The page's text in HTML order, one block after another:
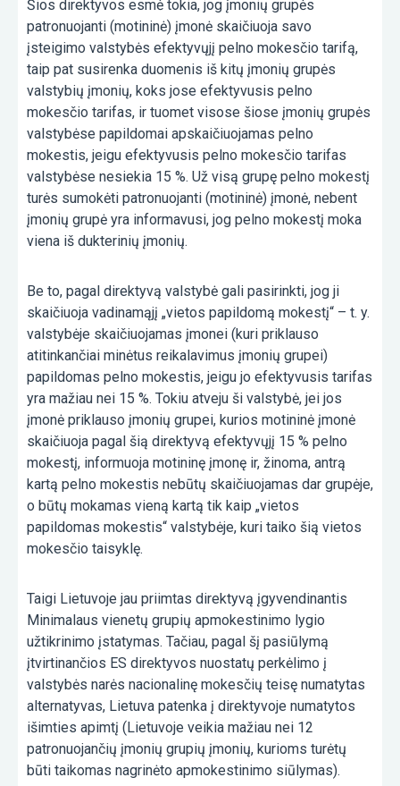
Šios direktyvos esmė tokia, jog įmonių grupės
patronuojanti (motininė) įmonė skaičiuoja savo
įsteigimo valstybės efektyvųjį pelno mokesčio tarifą,
taip pat susirenka duomenis iš kitų įmonių grupės
valstybių įmonių, koks jose efektyvusis pelno
mokesčio tarifas, ir tuomet visose šiose įmonių grupės
valstybėse papildomai apskaičiuojamas pelno
mokestis, jeigu efektyvusis pelno mokesčio tarifas
valstybėse nesiekia 15 %. Už visą grupę pelno mokestį
turės sumokėti patronuojanti (motininė) įmonė, nebent
įmonių grupė yra informavusi, jog pelno mokestį moka
viena iš dukterinių įmonių.
Be to, pagal direktyvą valstybė gali pasirinkti, jog ji
skaičiuoja vadinamąjį „vietos papildomą mokestį“ – t. y.
valstybėje skaičiuojamas įmonei (kuri priklauso
atitinkančiai minėtus reikalavimus įmonių grupei)
papildomas pelno mokestis, jeigu jo efektyvusis tarifas
yra mažiau nei 15 %. Tokiu atveju ši valstybė, jei jos
įmonė priklauso įmonių grupei, kurios motininė įmonė
skaičiuoja pagal šią direktyvą efektyvųjį 15 % pelno
mokestį, informuoja motininę įmonę ir, žinoma, antrą
kartą pelno mokestis nebūtų skaičiuojamas dar grupėje,
o būtų mokamas vieną kartą tik kaip „vietos
papildomas mokestis“ valstybėje, kuri taiko šią vietos
mokesčio taisyklę.
Taigi Lietuvoje jau priimtas direktyvą įgyvendinantis
Minimalaus vienetų grupių apmokestinimo lygio
užtikrinimo įstatymas. Tačiau, pagal šį pasiūlymą
įtvirtinančios ES direktyvos nuostatų perkėlimo į
valstybės narės nacionalinę mokesčių teisę numatytas
alternatyvas, Lietuva patenka į direktyvoje numatytos
išimties apimtį (Lietuvoje veikia mažiau nei 12
patronuojančių įmonių grupių įmonių, kurioms turėtų
būti taikomas nagrinėto apmokestinimo siūlymas).